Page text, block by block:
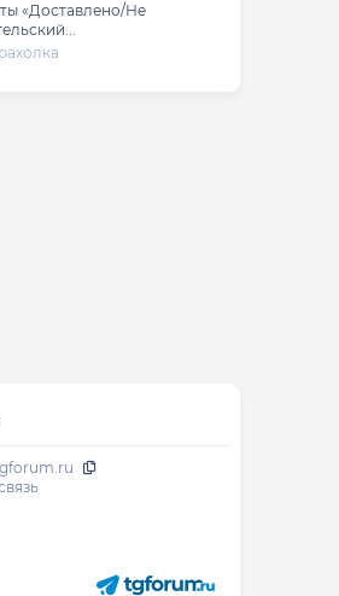
«Доставлено/Не